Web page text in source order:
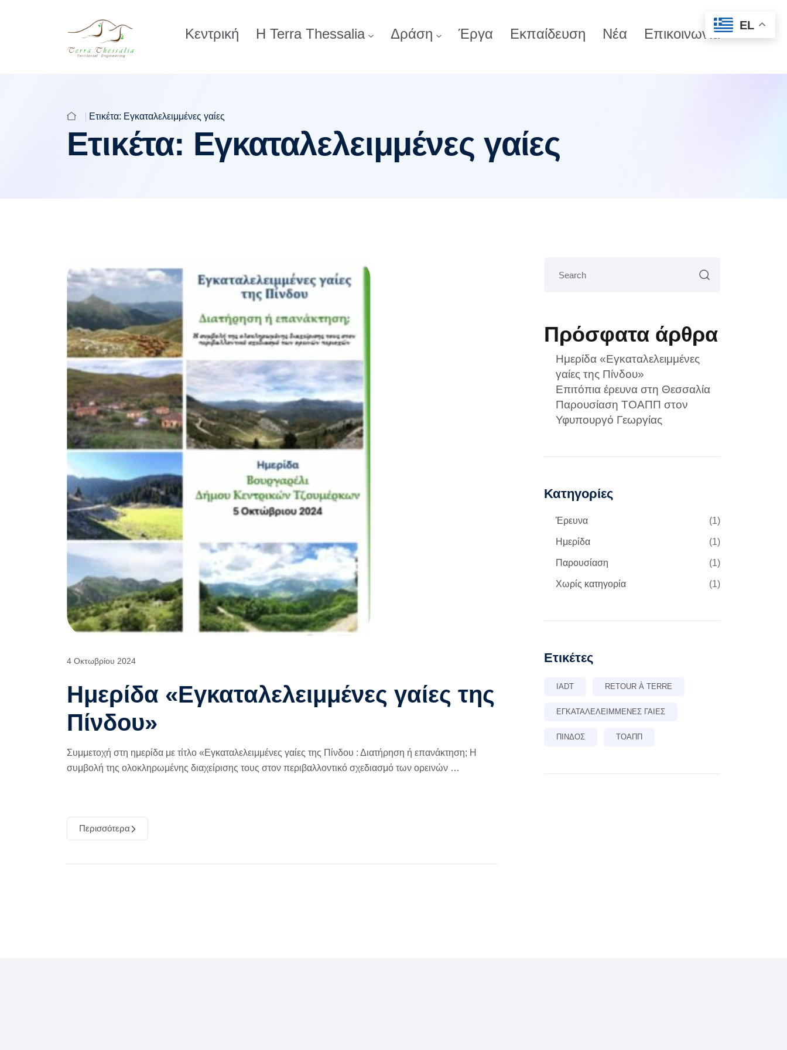
Κεντρική Η Terra Thessalia Δράση Έργα Εκπαίδευση Νέα Επικοινωνία
Ετικέτα: Εγκαταλελειμμένες γαίες
Ετικέτα: Εγκαταλελειμμένες γαίες
4 Οκτωβρίου 2024
Ημερίδα «Εγκαταλελειμμένες γαίες της
Πίνδου»
Συμμετοχή στη ημερίδα με τίτλο «Εγκαταλελειμμένες γαίες της Πίνδου : Διατήρηση ή επανάκτηση; Η
συμβολή της ολοκληρωμένης διαχείρισης τους στον περιβαλλοντικό σχεδιασμό των ορεινών …
Περισσότερα
Πρόσφατα άρθρα
Ημερίδα «Εγκαταλελειμμένες
γαίες της Πίνδου»
Επιτόπια έρευνα στη Θεσσαλία
Παρουσίαση ΤΟΑΠΠ στον
Υφυπουργό Γεωργίας
Κατηγορίες
Έρευνα (1)
Ημερίδα (1)
Παρουσίαση (1)
Χωρίς κατηγορία (1)
Ετικέτες
IADT RETOUR À TERRE
ΕΓΚΑΤΑΛΕΛΕΙΜΜΈΝΕΣ ΓΑΊΕΣ
ΠΊΝΔΟΣ ΤΟΑΠΠ
EL